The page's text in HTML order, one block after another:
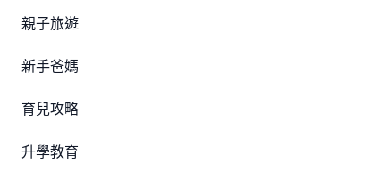
親子旅遊
新手爸媽
育兒攻略
升學教育